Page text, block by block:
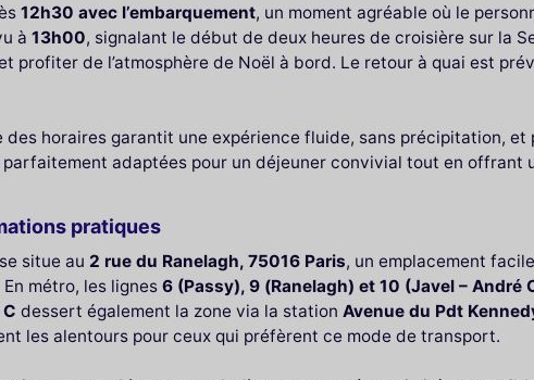
12h30 avec l’embarquement, un moment agréable où le
à 13h00, signalant le début de deux heures de croisière sur la
profiter de l’atmosphère de Noël à bord. Le retour à quai est
horaires garantit une expérience fluide, sans précipitation,
adaptées pour un déjeuner convivial tout en offrant
pratiques
situe au 2 rue du Ranelagh, 75016 Paris, un emplacement
métro, les lignes 6 (Passy), 9 (Ranelagh) et 10 (Javel – André
C dessert également la zone via la station Avenue du Pdt
les alentours pour ceux qui préfèrent ce mode de transport.